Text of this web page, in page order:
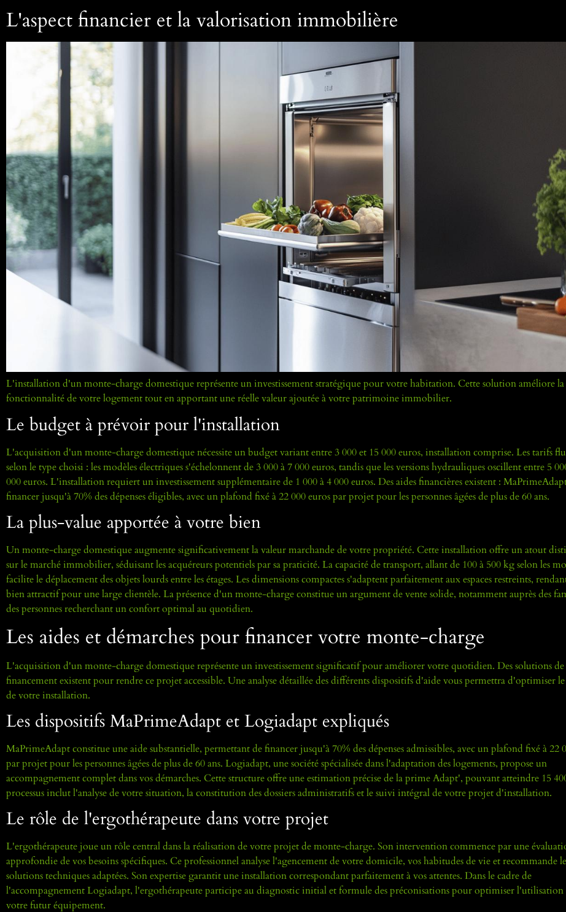
L'aspect financier et la valorisation immobilière
L'installation d'un monte-charge domestique représente un investissement stratégique pour votre habitation. Cette solution améliore la
fonctionnalité de votre logement tout en apportant une réelle valeur ajoutée à votre patrimoine immobilier.
Le budget à prévoir pour l'installation
L'acquisition d'un monte-charge domestique nécessite un budget variant entre 3 000 et 15 000 euros, installation comprise. Les tarifs
selon le type choisi : les modèles électriques s'échelonnent de 3 000 à 7 000 euros, tandis que les versions hydrauliques oscillent entre 5
000 euros. L'installation requiert un investissement supplémentaire de 1 000 à 4 000 euros. Des aides financières existent :
financer jusqu'à 70% des dépenses éligibles, avec un plafond fixé à 22 000 euros par projet pour les personnes âgées de plus de 60 ans.
La plus-value apportée à votre bien
Un monte-charge domestique augmente significativement la valeur marchande de votre propriété. Cette installation offre un atout
sur le marché immobilier, séduisant les acquéreurs potentiels par sa praticité. La capacité de transport, allant de 100 à 500 kg selon les
facilite le déplacement des objets lourds entre les étages. Les dimensions compactes s'adaptent parfaitement aux espaces restreints,
bien attractif pour une large clientèle. La présence d'un monte-charge constitue un argument de vente solide, notamment auprès des
des personnes recherchant un confort optimal au quotidien.
Les aides et démarches pour financer votre monte-charge
L'acquisition d'un monte-charge domestique représente un investissement significatif pour améliorer votre quotidien. Des solutions de
financement existent pour rendre ce projet accessible. Une analyse détaillée des différents dispositifs d'aide vous permettra d'optimiser
de votre installation.
Les dispositifs MaPrimeAdapt et Logiadapt expliqués
MaPrimeAdapt constitue une aide substantielle, permettant de financer jusqu'à 70% des dépenses admissibles, avec un plafond fixé à 22
par projet pour les personnes âgées de plus de 60 ans. Logiadapt, une société spécialisée dans l'adaptation des logements, propose un
accompagnement complet dans vos démarches. Cette structure offre une estimation précise de la prime Adapt', pouvant atteindre 15
processus inclut l'analyse de votre situation, la constitution des dossiers administratifs et le suivi intégral de votre projet d'installation.
Le rôle de l'ergothérapeute dans votre projet
L'ergothérapeute joue un rôle central dans la réalisation de votre projet de monte-charge. Son intervention commence par une
approfondie de vos besoins spécifiques. Ce professionnel analyse l'agencement de votre domicile, vos habitudes de vie et recommande
solutions techniques adaptées. Son expertise garantit une installation correspondant parfaitement à vos attentes. Dans le cadre de
l'accompagnement Logiadapt, l'ergothérapeute participe au diagnostic initial et formule des préconisations pour optimiser l'utilisation
votre futur équipement.